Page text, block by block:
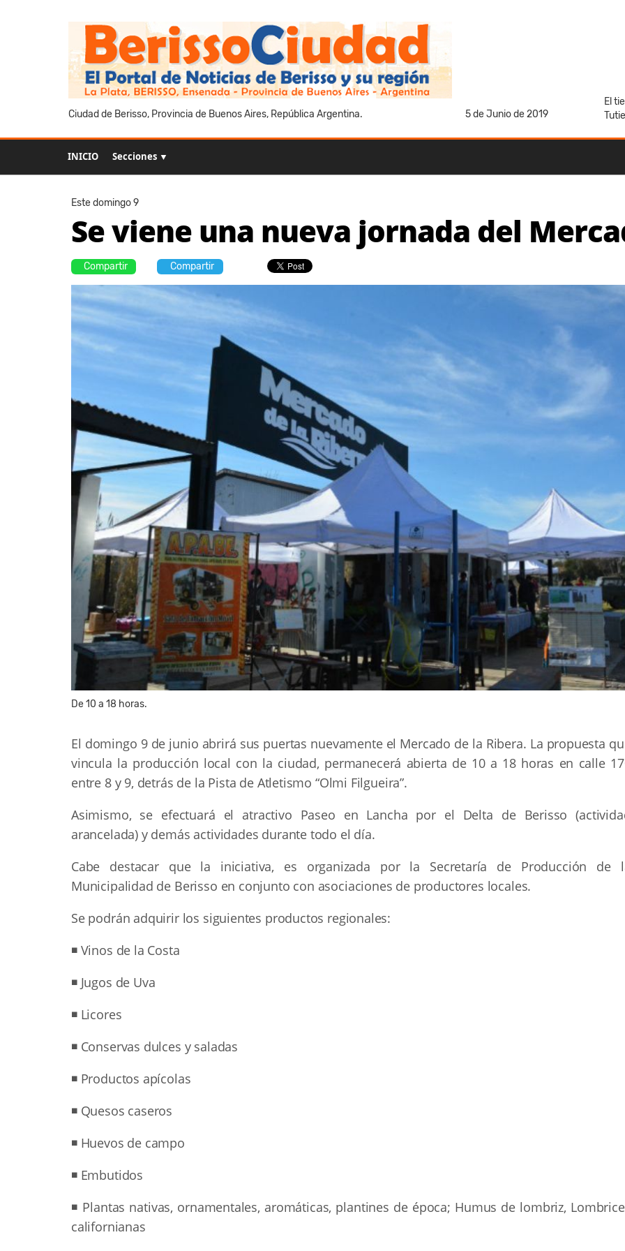
Ciudad de Berisso, Provincia de Buenos Aires, República Argentina. 5 de Junio de 2019
El
INICIO Secciones ▼
Este domingo 9
Se viene una nueva jornada del
Compartir Compartir
De 10 a 18 horas.
El domingo 9 de junio abrirá sus puertas nuevamente el Mercado de la Ribera. La propuesta
vincula la producción local con la ciudad, permanecerá abierta de 10 a 18 horas en calle
entre 8 y 9, detrás de la Pista de Atletismo “Olmi Filgueira”.
Asimismo, se efectuará el atractivo Paseo en Lancha por el Delta de Berisso
arancelada) y demás actividades durante todo el día.
Cabe destacar que la iniciativa, es organizada por la Secretaría de Producción de
Municipalidad de Berisso en conjunto con asociaciones de productores locales.
Se podrán adquirir los siguientes productos regionales:
◾ Vinos de la Costa
◾ Jugos de Uva
◾ Licores
◾ Conservas dulces y saladas
◾ Productos apícolas
◾ Quesos caseros
◾ Huevos de campo
◾ Embutidos
◾ Plantas nativas, ornamentales, aromáticas, plantines de época; Humus de lombriz,
californianas